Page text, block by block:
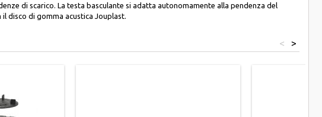
di scarico. La testa basculante si adatta autonomamente alla pendenza del
disco di gomma acustica Jouplast.
>
<